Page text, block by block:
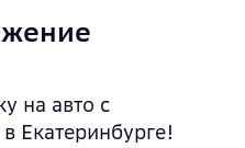
на авто с
Екатеринбурге!